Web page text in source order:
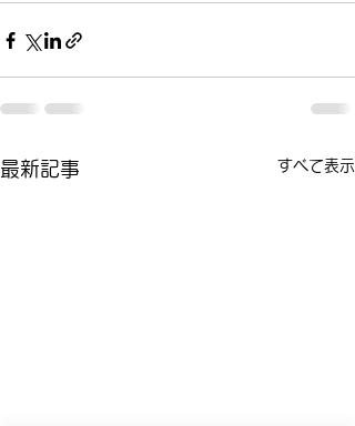
最新記事 すべて表示